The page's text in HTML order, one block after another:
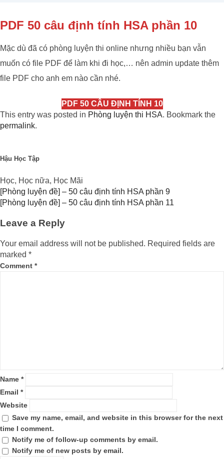
PDF 50 câu định tính HSA phần 10
Mặc dù đã có phòng luyện thi online nhưng nhiều bạn vẫn
muốn có file PDF để làm khi đi học,… nên admin update thêm
file PDF cho anh em nào cần nhé.
PDF 50 CÂU ĐỊNH TÍNH 10
This entry was posted in Phòng luyện thi HSA. Bookmark the
permalink.
Hậu Học Tập
Học, Học nữa, Học Mãi
[Phòng luyện đề] – 50 câu định tính HSA phần 9
[Phòng luyện đề] – 50 câu định tính HSA phần 11
Leave a Reply
Your email address will not be published. Required fields are
marked *
Comment *
Name *
Email *
Website
Save my name, email, and website in this browser for the next
time I comment.
Notify me of follow-up comments by email.
Notify me of new posts by email.